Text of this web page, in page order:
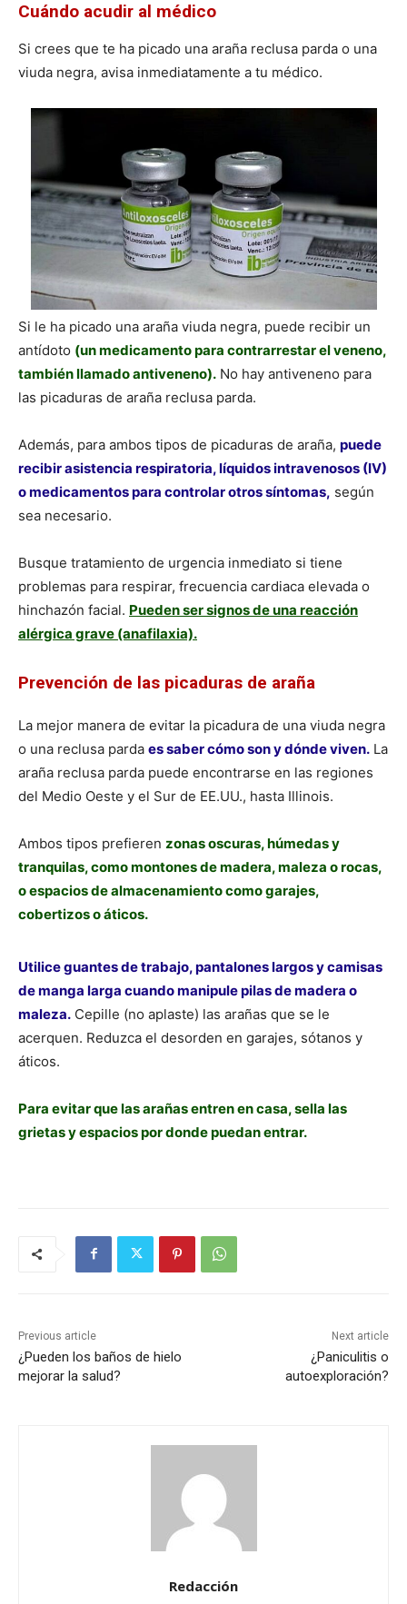
Cuándo acudir al médico
Si crees que te ha picado una araña reclusa parda o una
viuda negra, avisa inmediatamente a tu médico.
Si le ha picado una araña viuda negra, puede recibir un
antídoto (un medicamento para contrarrestar el veneno,
también llamado antiveneno). No hay antiveneno para
las picaduras de araña reclusa parda.
Además, para ambos tipos de picaduras de araña, puede
recibir asistencia respiratoria, líquidos intravenosos (IV)
o medicamentos para controlar otros síntomas, según
sea necesario.
Busque tratamiento de urgencia inmediato si tiene
problemas para respirar, frecuencia cardiaca elevada o
hinchazón facial. Pueden ser signos de una reacción
alérgica grave (anafilaxia).
Prevención de las picaduras de araña
La mejor manera de evitar la picadura de una viuda negra
o una reclusa parda es saber cómo son y dónde viven. La
araña reclusa parda puede encontrarse en las regiones
del Medio Oeste y el Sur de EE.UU., hasta Illinois.
Ambos tipos prefieren zonas oscuras, húmedas y
tranquilas, como montones de madera, maleza o rocas,
o espacios de almacenamiento como garajes,
cobertizos o áticos.
Utilice guantes de trabajo, pantalones largos y camisas
de manga larga cuando manipule pilas de madera o
maleza. Cepille (no aplaste) las arañas que se le
acerquen. Reduzca el desorden en garajes, sótanos y
áticos.
Para evitar que las arañas entren en casa, sella las
grietas y espacios por donde puedan entrar.
Previous article
¿Pueden los baños de hielo
mejorar la salud?
Next article
¿Paniculitis o
autoexploración?
Redacción